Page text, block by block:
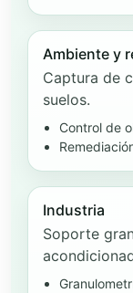
Ambiente y
Captura de
suelos.
Control de
Industria
Soporte